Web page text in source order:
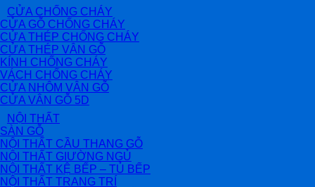
CỬA CHỐNG CHÁY
CỬA GỖ CHỐNG CHÁY
CỬA THÉP CHỐNG CHÁY
CỬA THÉP VÂN GỖ
KÍNH CHỐNG CHÁY
VÁCH CHỐNG CHÁY
CỬA NHÔM VÂN GỖ
CỬA VÂN GỖ 5D
NỘI THẤT
SÀN GỖ
NỘI THẤT CẦU THANG GỖ
NỘI THẤT GIƯỜNG NGỦ
NỘI THẤT KỆ BẾP – TỦ BẾP
NỘI THẤT TRANG TRÍ